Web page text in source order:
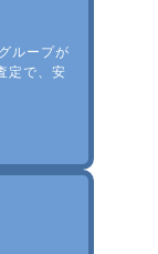
ループが
定で、安